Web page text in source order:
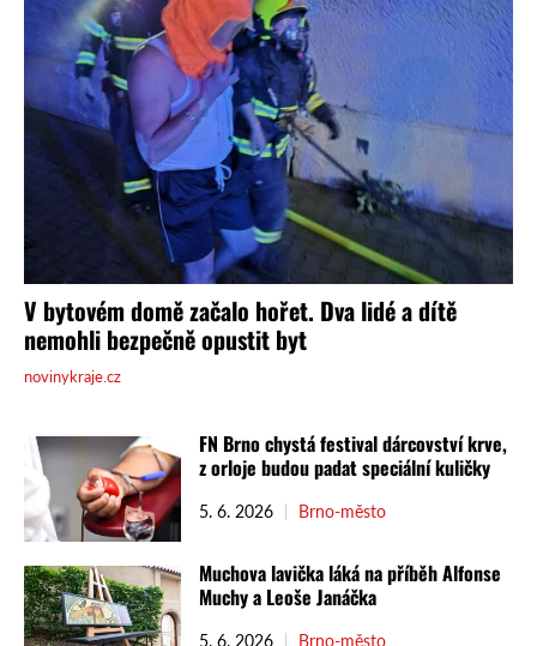
FN Brno chystá festival dárcovství krve,
z orloje budou padat speciální kuličky
5. 6. 2026 Brno-město
Muchova lavička láká na příběh Alfonse
Muchy a Leoše Janáčka
5. 6. 2026 Brno-město